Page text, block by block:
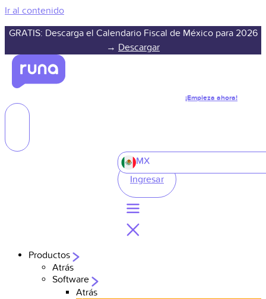
Ir al contenido
GRATIS: Descarga el Calendario Fiscal de México para 2026
→ Descargar
¡Empieza ahora!
MX
Ingresar
Productos
Atrás
Software
Atrás